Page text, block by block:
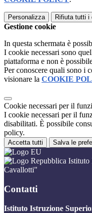
Personalizza Rifiuta tutti i
Gestione cookie
In questa schermata è
I cookie necessari sono
piattaforma e non è
Per conoscere quali sono i
visionare la COOKIE
Cookie necessari per il
I cookie necessari per il
disabilitati. È possibile
policy.
Accetta tutti Salva le
Istituto
Cavallotti"
Contatti
Istituto Istruzione